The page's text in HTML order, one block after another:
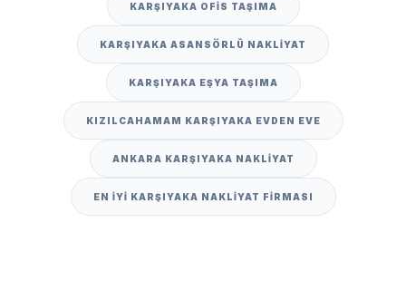
KARŞIYAKA OFIS TAŞIMA
KARŞIYAKA ASANSÖRLÜ NAKLIYAT
KARŞIYAKA EŞYA TAŞIMA
KIZILCAHAMAM KARŞIYAKA EVDEN EVE
ANKARA KARŞIYAKA NAKLIYAT
EN IYI KARŞIYAKA NAKLIYAT FIRMASI